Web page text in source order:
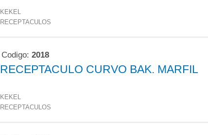
KEKEL
RECEPTACULOS
Codigo: 2018
RECEPTACULO CURVO BAK. MARFIL
KEKEL
RECEPTACULOS